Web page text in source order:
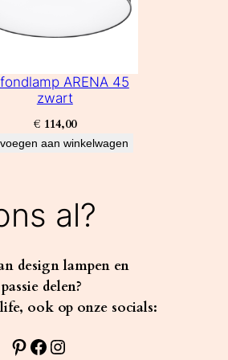
ARENA 45
zwart
€ 114,00
aan winkelwagen
al?
design lampen en
delen?
ook op onze socials:
Pinterest Facebook Instagram